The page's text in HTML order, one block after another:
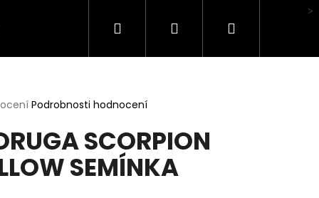
Hodnocení obchodu
Hledat PřihlášeníNákupní
Podrobnosti hodnocení
SCORPION
SEMÍNKA